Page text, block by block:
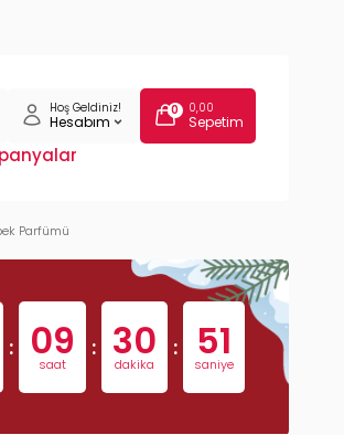
Hoş Geldiniz!
Hesabım
0 0,00
Sepetim
Parfümü
: 09
saat
: 30
dakika
: 51
saniye